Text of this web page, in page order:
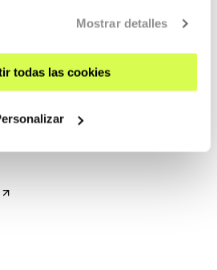
Mostrar detalles
todas las cookies